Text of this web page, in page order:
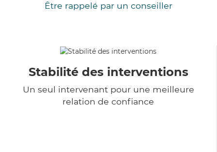
Être rappelé par un conseiller
Stabilité des interventions
Un seul intervenant pour une meilleure
relation de confiance